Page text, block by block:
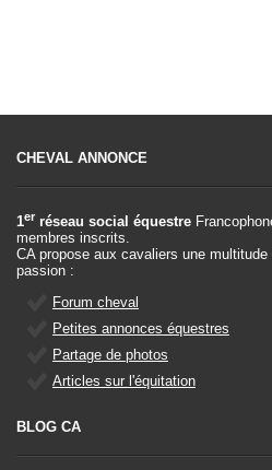
CHEVAL ANNONCE
1er réseau social équestre
membres inscrits.
CA propose aux cavaliers une multitude
passion :
Forum cheval
Petites annonces équestres
Partage de photos
Articles sur l'équitation
BLOG CA